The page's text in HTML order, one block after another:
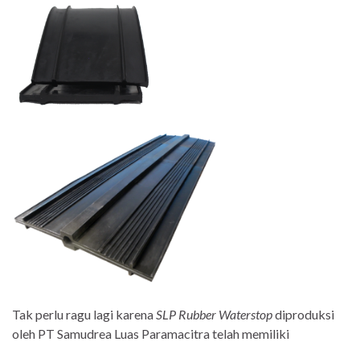
Tak perlu ragu lagi karena SLP Rubber Waterstopdiproduksi
oleh PT Samudrea Luas Paramacitra telah memiliki